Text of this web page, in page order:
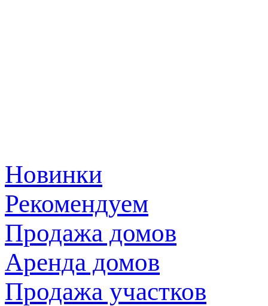
Новинки
Рекомендуем
Продажа домов
Аренда домов
Продажа участков